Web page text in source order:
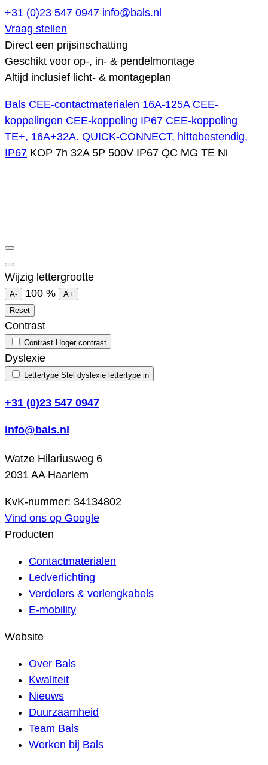
+31 (0)23 547 0947 info@bals.nl
Vraag stellen
Direct een prijsinschatting
Geschikt voor op-, in- & pendelmontage
Altijd inclusief licht- & montageplan
Bals CEE-contactmaterialen 16A-125A CEE-
koppelingen CEE-koppeling IP67 CEE-koppeling
TE+, 16A+32A. QUICK-CONNECT, hittebestendig,
IP67 KOP 7h 32A 5P 500V IP67 QC MG TE Ni
Wijzig lettergrootte
A- 100 %
A+
Reset
Contrast
Contrast Hoger contrast
Dyslexie
Lettertype Stel dyslexie lettertype in
+31 (0)23 547 0947
info@bals.nl
Watze Hilariusweg 6
2031 AA Haarlem
KvK-nummer: 34134802
Vind ons op Google
Producten
Contactmaterialen
Ledverlichting
Verdelers & verlengkabels
E-mobility
Website
Over Bals
Kwaliteit
Nieuws
Duurzaamheid
Team Bals
Werken bij Bals